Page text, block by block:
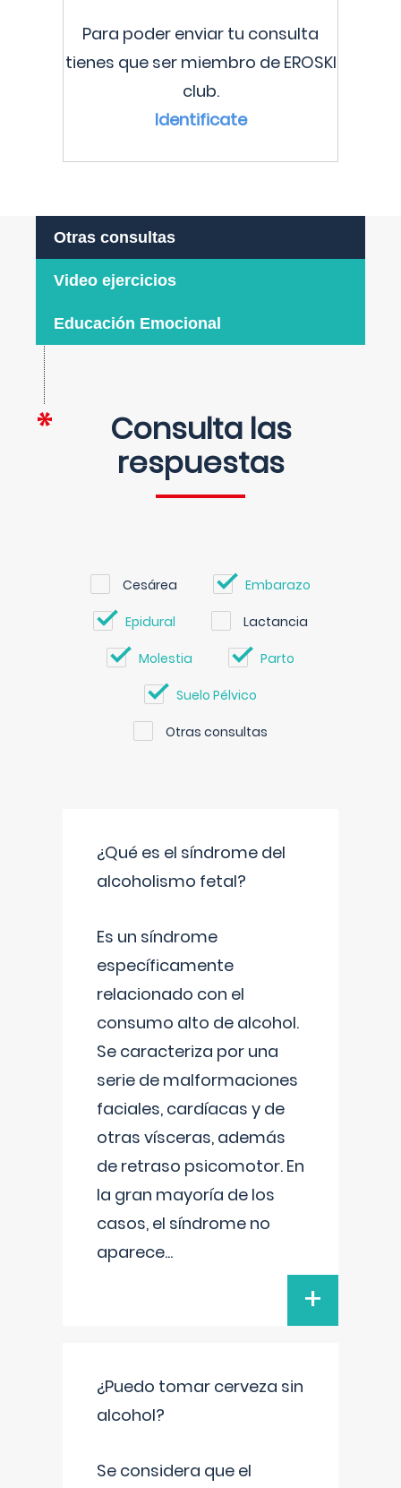
Para poder enviar tu consulta
tienes que ser miembro de EROSKI
club.
Identificate
Otras consultas
Video ejercicios
Educación Emocional
Consulta las
respuestas
Cesárea Embarazo
Epidural Lactancia
Molestia Parto
Suelo Pélvico
Otras consultas
¿Qué es el síndrome del
alcoholismo fetal?
Es un síndrome
específicamente
relacionado con el
consumo alto de alcohol.
Se caracteriza por una
serie de malformaciones
faciales, cardíacas y de
otras vísceras, además
de retraso psicomotor. En
la gran mayoría de los
casos, el síndrome no
aparece...
+
¿Puedo tomar cerveza sin
alcohol?
Se considera que el